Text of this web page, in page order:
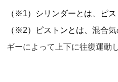
（※1）シリンダーとは、ピ
（※2）ピストンとは、混合
ギーによって上下に往復運動